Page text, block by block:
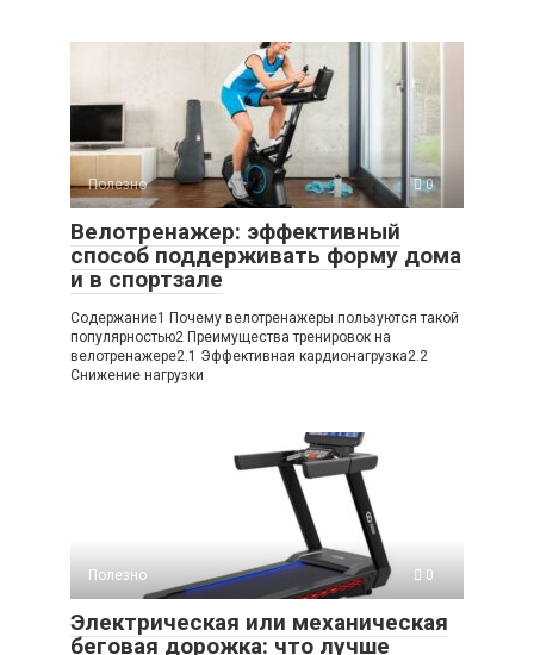
Полезно 0
Велотренажер: эффективный
способ поддерживать форму дома
и в спортзале
Содержание1 Почему велотренажеры пользуются такой
популярностью2 Преимущества тренировок на
велотренажере2.1 Эффективная кардионагрузка2.2
Снижение нагрузки
Полезно 0
Электрическая или механическая
беговая дорожка: что лучше